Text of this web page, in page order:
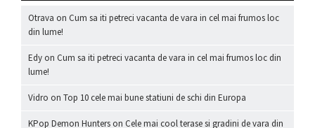
Otrava on Cum sa iti petreci vacanta de vara in cel mai frumos loc
din lume!
Edy on Cum sa iti petreci vacanta de vara in cel mai frumos loc din
lume!
Vidro on Top 10 cele mai bune statiuni de schi din Europa
KPop Demon Hunters on Cele mai cool terase si gradini de vara din